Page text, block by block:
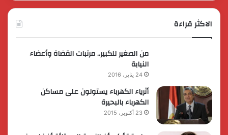
الاكثر قراءة
من الصغير للكبير.. مرتبات القضاة وأعضاء
النيابة
24 يناير، 2016
أثرياء الكهرباء يستولون على مساكن
الكهرباء بالبحيرة
23 أكتوبر، 2015